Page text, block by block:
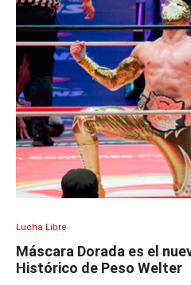
Lucha Libre
Máscara Dorada es el
Histórico de Peso Welter